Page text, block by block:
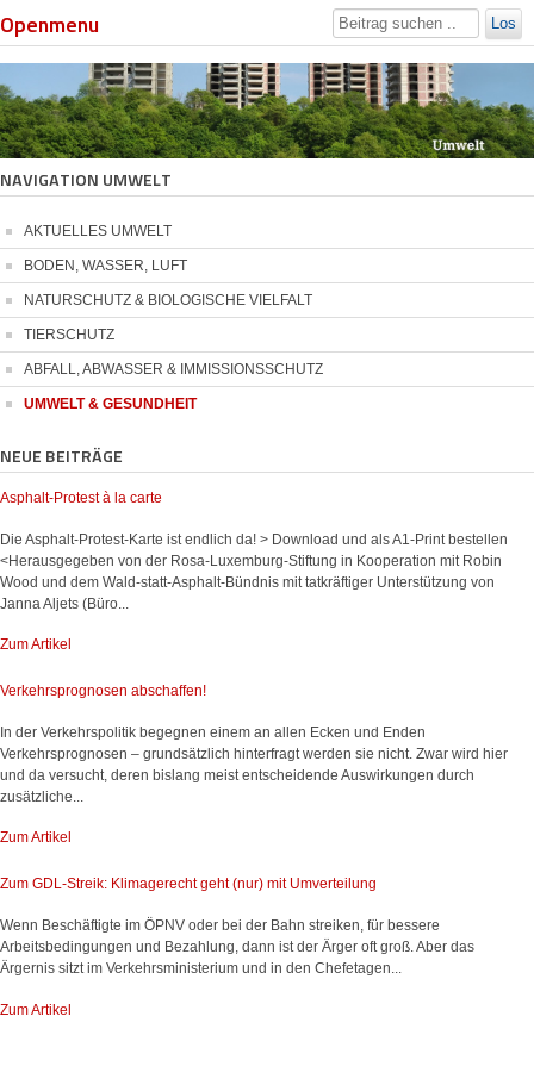
Openmenu Los
NAVIGATION UMWELT
AKTUELLES UMWELT
BODEN, WASSER, LUFT
NATURSCHUTZ & BIOLOGISCHE VIELFALT
TIERSCHUTZ
ABFALL, ABWASSER & IMMISSIONSSCHUTZ
UMWELT & GESUNDHEIT
NEUE BEITRÄGE
Asphalt-Protest à la carte
Die Asphalt-Protest-Karte ist endlich da! > Download und als A1-Print bestellen
<Herausgegeben von der Rosa-Luxemburg-Stiftung in Kooperation mit Robin
Wood und dem Wald-statt-Asphalt-Bündnis mit tatkräftiger Unterstützung von
Janna Aljets (Büro...
Zum Artikel
Verkehrsprognosen abschaffen!
In der Verkehrspolitik begegnen einem an allen Ecken und Enden
Verkehrsprognosen – grundsätzlich hinterfragt werden sie nicht. Zwar wird hier
und da versucht, deren bislang meist entscheidende Auswirkungen durch
zusätzliche...
Zum Artikel
Zum GDL-Streik: Klimagerecht geht (nur) mit Umverteilung
Wenn Beschäftigte im ÖPNV oder bei der Bahn streiken, für bessere
Arbeitsbedingungen und Bezahlung, dann ist der Ärger oft groß. Aber das
Ärgernis sitzt im Verkehrsministerium und in den Chefetagen...
Zum Artikel